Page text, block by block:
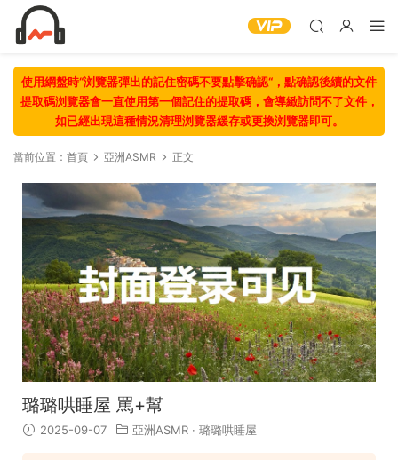
使用網盤時“浏覽器彈出的記住密碼不要點擊确認“，點确認後續的文件
提取碼浏覽器會一直使用第一個記住的提取碼，會導緻訪問不了文件，
如已經出現這種情況清理浏覽器緩存或更換浏覽器即可。
當前位置： 首頁 亞洲ASMR 正文
璐璐哄睡屋 罵+幫
2025-09-07 亞洲ASMR · 璐璐哄睡屋